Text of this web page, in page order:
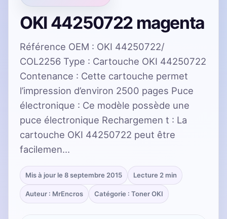
OKI 44250722 magenta
Référence OEM : OKI 44250722/
COL2256 Type : Cartouche OKI 44250722
Contenance : Cette cartouche permet
l’impression d’environ 2500 pages Puce
électronique : Ce modèle possède une
puce électronique Rechargemen t : La
cartouche OKI 44250722 peut être
facilemen…
Mis à jour le 8 septembre 2015 Lecture 2 min
Auteur : MrEncros Catégorie : Toner OKI